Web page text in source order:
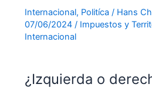
Internacional, Politíca / Hans
07/06/2024 / Impuestos y
Internacional
¿Izquierda o